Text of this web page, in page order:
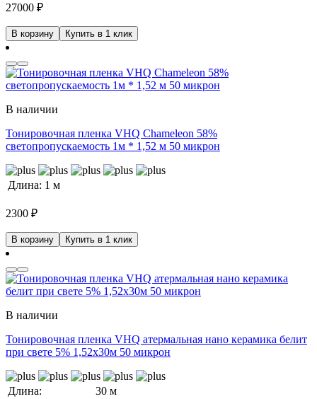
27000 ₽
В корзину Купить в 1 клик
В наличии
Тонировочная пленка VHQ Chameleon 58%
светопропускаемость 1м * 1,52 м 50 микрон
Длина: 1 м
2300 ₽
В корзину Купить в 1 клик
В наличии
Тонировочная пленка VHQ атермальная нано керамика белит
при свете 5% 1,52x30м 50 микрон
Длина:
30 м